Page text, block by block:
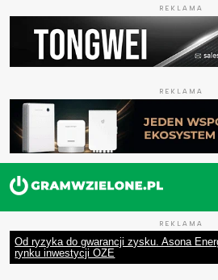
REKLAMA
REKLAMA
REKLAMA
Od ryzyka do gwarancji zysku. Asona
rynku inwestycji OZE